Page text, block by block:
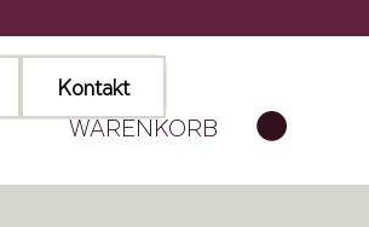
WARENKORB
Kontakt